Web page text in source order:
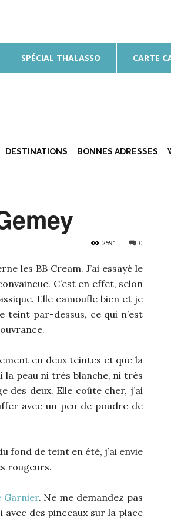
SPÉCIAL THALASSO CARTE
DESTINATIONS BONNES ADRESSES
0
2591
les BB Cream. J’ai essayé le
C’est en effet, selon
Elle camoufle bien et je
teint par-dessus, ce qui n’est
en deux teintes et que la
la peau ni très blanche, ni très
deux. Elle coûte cher, j’ai
avec un peu de poudre de
fond de teint en été, j’ai envie
rougeurs.
Garnier. Ne me demandez pas
des pinceaux sur la place